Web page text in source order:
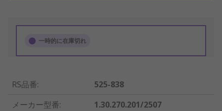
一時的に在庫切れ
RS品番:
525-838
メーカー型番:
1.30.270.201/2507